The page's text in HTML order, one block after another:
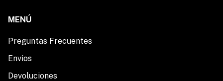
MENÚ
Preguntas Frecuentes
Envios
Devoluciones